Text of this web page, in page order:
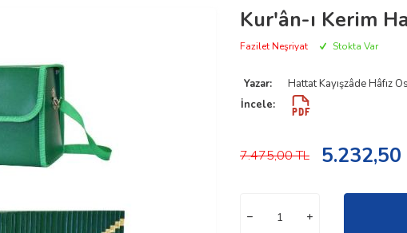
Kur'ân-ı Kerim
Fazilet Neşriyat Stokta Var
Yazar:
Hattat Kayışzâde Hâfız
İncele:
7.475,00TL 5.232,50